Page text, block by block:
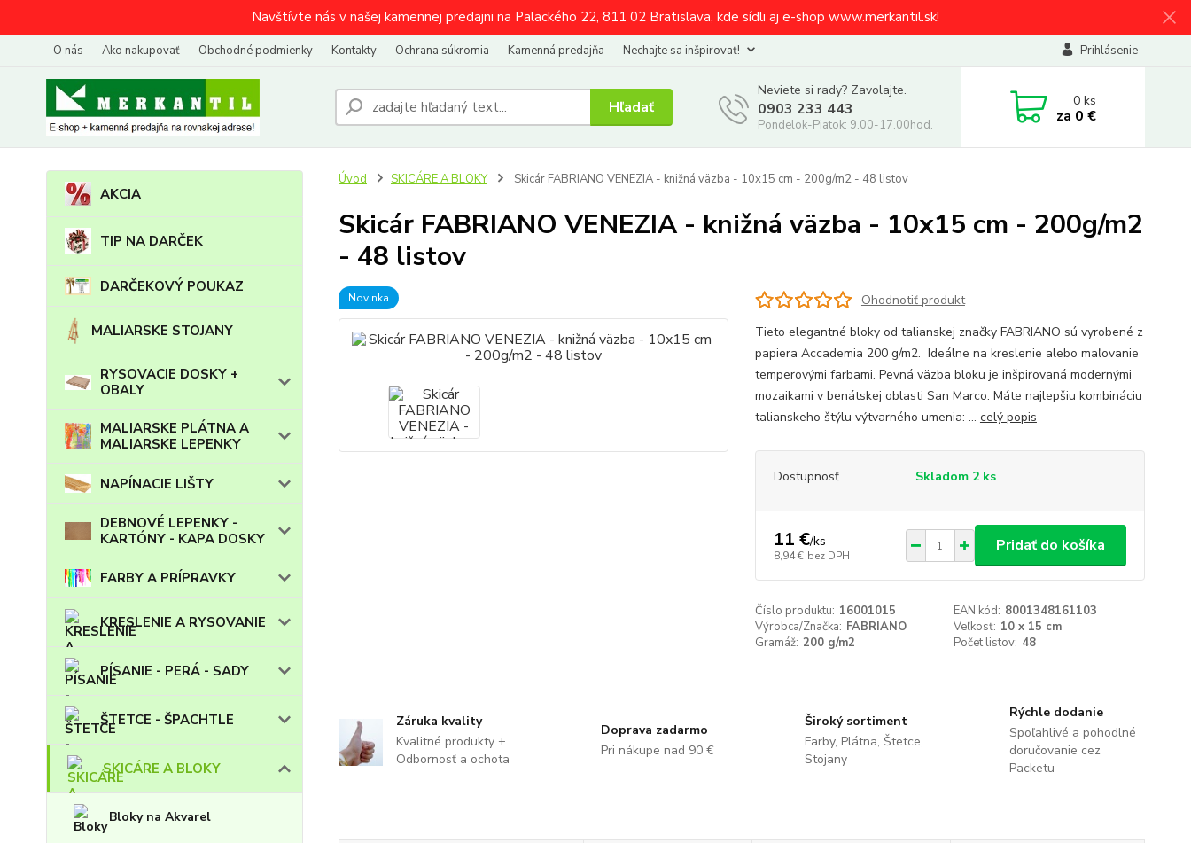
Navštívte nás v našej kamennej predajni na Palackého 22, 811 02 Bratislava, kde sídli aj e-shop www.merkantil.sk!
O nás Ako nakupovať Obchodné podmienky Kontakty Ochrana súkromia Kamenná predajňa Nechajte sa inšpirovať! Prihlásenie
Hľadať
Neviete si rady? Zavolajte.
0903 233 443
Pondelok-Piatok: 9.00-17.00hod.
0ks
za 0 €
AKCIA
TIP NA DARČEK
DARČEKOVÝ POUKAZ
MALIARSKE STOJANY
RYSOVACIE DOSKY +
OBALY
MALIARSKE PLÁTNA A
MALIARSKE LEPENKY
NAPÍNACIE LIŠTY
DEBNOVÉ LEPENKY -
KARTÓNY - KAPA DOSKY
FARBY A PRÍPRAVKY
KRESLENIE A RYSOVANIE
PÍSANIE - PERÁ - SADY
ŠTETCE - ŠPACHTLE
SKICÁRE A BLOKY
Bloky na Akvarel
Úvod SKICÁRE A BLOKY Skicár FABRIANO VENEZIA - knižná väzba - 10x15 cm - 200g/m2 - 48 listov
Skicár FABRIANO VENEZIA - knižná väzba - 10x15 cm - 200g/m2
- 48 listov
Novinka
Ohodnotiť produkt
Tieto elegantné bloky od talianskej značky FABRIANO sú vyrobené z
papiera Accademia 200 g/m2. Ideálne na kreslenie alebo maľovanie
temperovými farbami. Pevná väzba bloku je inšpirovaná modernými
mozaikami v benátskej oblasti San Marco. Máte najlepšiu kombináciu
talianskeho štýlu výtvarného umenia: ... celý popis
Dostupnosť Skladom 2 ks
11 €/ks
8,94 € bez DPH
Pridať do košíka
Číslo produktu: 16001015 EAN kód: 8001348161103
Výrobca/Značka: FABRIANO Veľkosť: 10 x 15 cm
Gramáž: 200 g/m2 Počet listov: 48
Záruka kvality
Kvalitné produkty +
Odbornosť a ochota
Doprava zadarmo
Pri nákupe nad 90 €
Široký sortiment
Farby, Plátna, Štetce,
Stojany
Rýchle dodanie
Spoľahlivé a pohodlné
doručovanie cez
Packetu